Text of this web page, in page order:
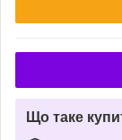
Що таке